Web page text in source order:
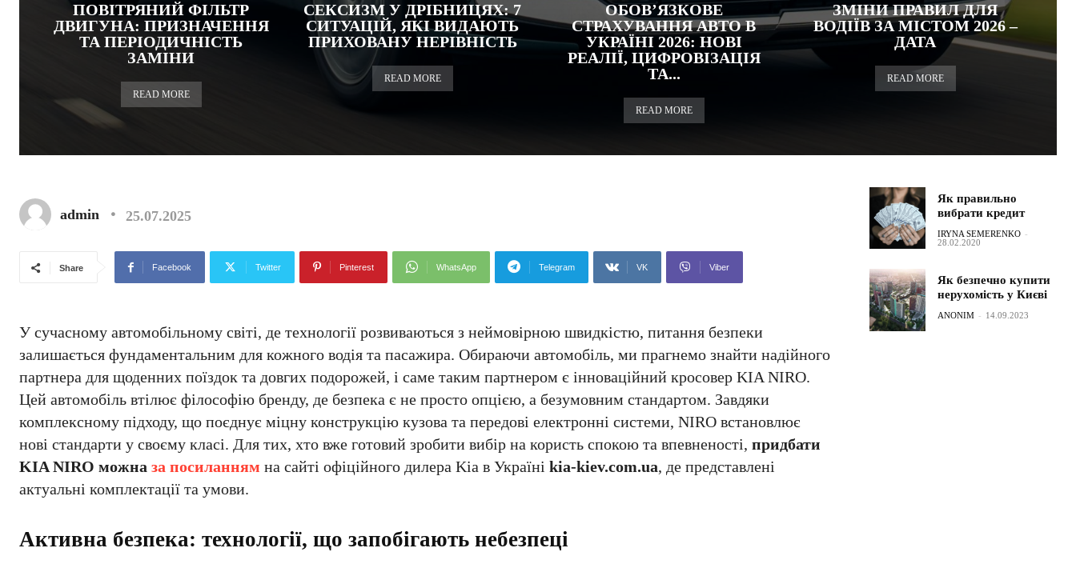
ПОВІТРЯНИЙ ФІЛЬТР
ДВИГУНА: ПРИЗНАЧЕННЯ
ТА ПЕРІОДИЧНІСТЬ
ЗАМІНИ
READ MORE
СЕКСИЗМ У ДРІБНИЦЯХ: 7
СИТУАЦІЙ, ЯКІ ВИДАЮТЬ
ПРИХОВАНУ НЕРІВНІСТЬ
READ MORE
ОБОВ’ЯЗКОВЕ
СТРАХУВАННЯ АВТО В
УКРАЇНІ 2026: НОВІ
РЕАЛІЇ, ЦИФРОВІЗАЦІЯ
ТА...
READ MORE
ЗМІНИ ПРАВИЛ ДЛЯ
ВОДІЇВ ЗА МІСТОМ 2026 –
ДАТА
READ MORE
admin 25.07.2025
Share Facebook Twitter Pinterest WhatsApp Telegram VK Viber
У сучасному автомобільному світі, де технології розвиваються з неймовірною швидкістю, питання безпеки
залишається фундаментальним для кожного водія та пасажира. Обираючи автомобіль, ми прагнемо знайти надійного
партнера для щоденних поїздок та довгих подорожей, і саме таким партнером є інноваційний кросовер KIA NIRO.
Цей автомобіль втілює філософію бренду, де безпека є не просто опцією, а безумовним стандартом. Завдяки
комплексному підходу, що поєднує міцну конструкцію кузова та передові електронні системи, NIRO встановлює
нові стандарти у своєму класі. Для тих, хто вже готовий зробити вибір на користь спокою та впевненості, придбати
KIA NIRO можна за посиланням на сайті офіційного дилера Kia в Україні kia-kiev.com.ua, де представлені
актуальні комплектації та умови.
Активна безпека: технології, що запобігають небезпеці
Як правильно
вибрати кредит
IRYNA SEMERENKO -
28.02.2020
Як безпечно купити
нерухомість у Києві
ANONIM - 14.09.2023